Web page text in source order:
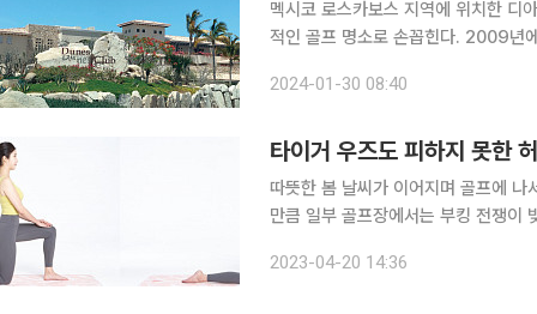
멕시코 로스카보스 지역에 위치한 디
적인 골프 명소로 손꼽힌다. 2009년
의 이 골프장은 거대한 사막을 연상
2024-01-30 08:40
타이거 우즈도 피하지 못한
따뜻한 봄 날씨가 이어지며 골프에
만큼 일부 골프장에서는 부킹 전쟁이
대중들의 관심이 높아지는 상황이다.
2023-04-20 14:36